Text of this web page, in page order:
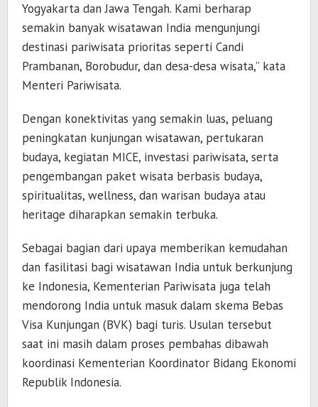
Yogyakarta dan Jawa Tengah. Kami berharap
semakin banyak wisatawan India mengunjungi
destinasi pariwisata prioritas seperti Candi
Prambanan, Borobudur, dan desa-desa wisata,” kata
Menteri Pariwisata.
Dengan konektivitas yang semakin luas, peluang
peningkatan kunjungan wisatawan, pertukaran
budaya, kegiatan MICE, investasi pariwisata, serta
pengembangan paket wisata berbasis budaya,
spiritualitas, wellness, dan warisan budaya atau
heritage diharapkan semakin terbuka.
Sebagai bagian dari upaya memberikan kemudahan
dan fasilitasi bagi wisatawan India untuk berkunjung
ke Indonesia, Kementerian Pariwisata juga telah
mendorong India untuk masuk dalam skema Bebas
Visa Kunjungan (BVK) bagi turis. Usulan tersebut
saat ini masih dalam proses pembahas dibawah
koordinasi Kementerian Koordinator Bidang Ekonomi
Republik Indonesia.